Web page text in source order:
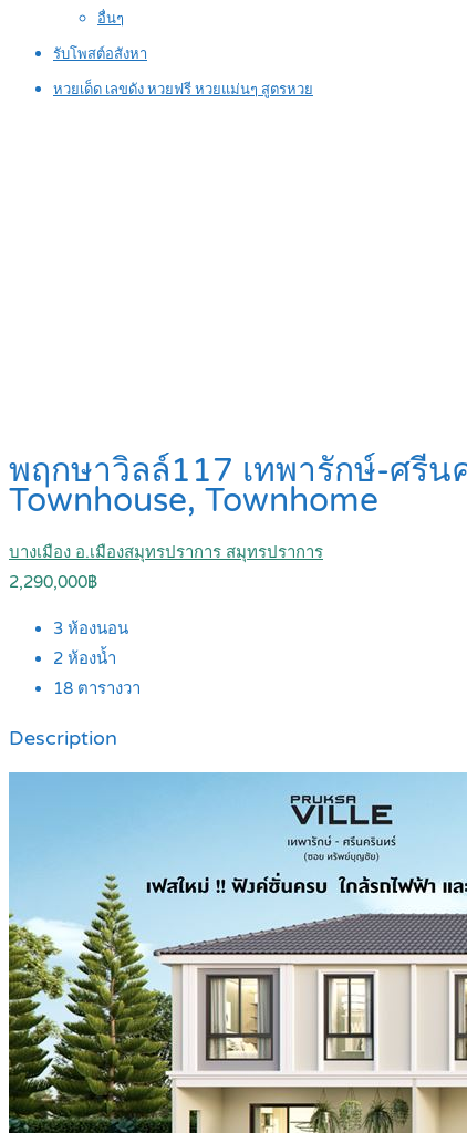
อื่นๆ
รับโพสต์อสังหา
หวยเด็ด เลขดัง หวยฟรี หวยแม่นๆ สูตรหวย
พฤกษาวิลล์117 เทพารักษ์-ศรี
Townhouse, Townhome
บางเมือง อ.เมืองสมุทรปราการ สมุทรปราการ
2,290,000฿
3 ห้องนอน
2 ห้องน้ำ
18 ตารางวา
Description